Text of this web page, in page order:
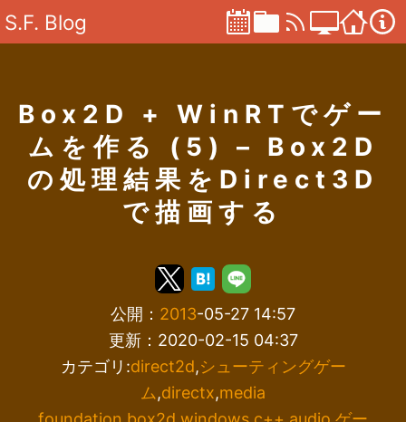
S.F. Blog
Box2D + WinRTでゲー
ムを作る (5) – Box2D
の処理結果をDirect3D
で描画する
公開： 2013-05-27 14:57
更新：2020-02-15 04:37
カテゴリ:direct2d,シューティングゲー
ム,directx,media